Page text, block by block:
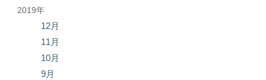
2019年
12月
11月
10月
9月